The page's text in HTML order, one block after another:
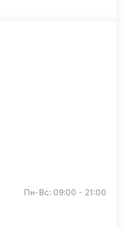
Пн-Вс: 09:00 - 21:00